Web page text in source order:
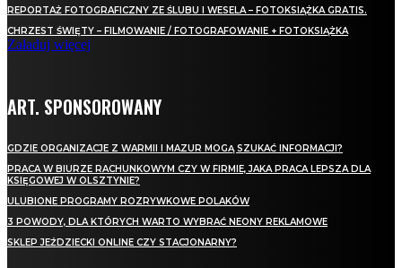
REPORTAŻ FOTOGRAFICZNY ZE ŚLUBU I WESELA – FOTOKSIĄŻKA GRATIS.
CHRZEST ŚWIĘTY – FILMOWANIE / FOTOGRAFOWANIE + FOTOKSIĄŻKA
Załaduj więcej
ART. SPONSOROWANY
GDZIE ORGANIZACJE Z WARMII I MAZUR MOGĄ SZUKAĆ INFORMACJI?
PRACA W BIURZE RACHUNKOWYM CZY W FIRMIE, JAKA PRACA LEPSZA DLA
KSIĘGOWEJ W OLSZTYNIE?
ULUBIONE PROGRAMY ROZRYWKOWE POLAKÓW
3 POWODY, DLA KTÓRYCH WARTO WYBRAĆ NEONY REKLAMOWE
SKLEP JEŹDZIECKI ONLINE CZY STACJONARNY?